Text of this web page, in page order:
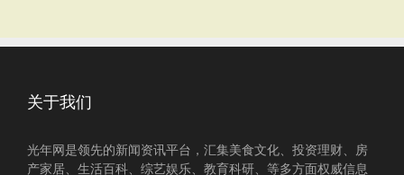
关于我们
光年网是领先的新闻资讯平台，汇集美食文化、投资理财、房
产家居、生活百科、综艺娱乐、教育科研、等多方面权威信息